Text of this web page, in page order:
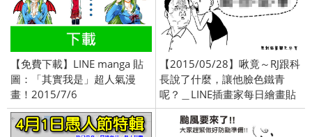
【免費下載】LINE manga 貼
圖：「其實我是」超人氣漫
畫！2015/7/6
【2015/05/28】啾竟～RJ跟科
長說了什麼，讓他臉色鐵青
呢？＿LINE插畫家每日繪畫貼
圖作品！原創精彩連載中！